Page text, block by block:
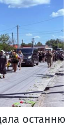
останню